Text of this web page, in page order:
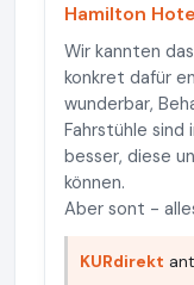
Hamilton
Wir kannten
konkret dafür
wunderbar,
Fahrstühle sind
besser, diese
können.
Aber sont -
KURdirekt